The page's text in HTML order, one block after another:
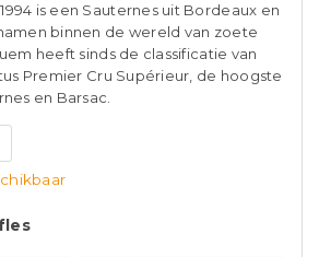
is een Sauternes uit Bordeaux en
binnen de wereld van zoete
heeft sinds de classificatie van
Premier Cru Supérieur, de hoogste
en Barsac.